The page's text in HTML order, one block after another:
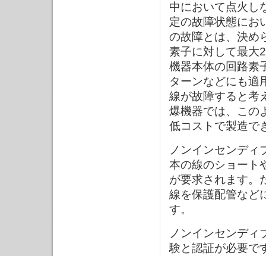
中において点火し
定の故障状態にお
の故障とは、決め
素子に対して最大
機器本体の回路素
ターンなどにも適
線が故障すると考
爆機器では、この
低コストで製造で
ノンインセンディ
本の線のショート
が要求されます。
線を保護配管など
す。
ノンインセンディ
験と認証が必要で